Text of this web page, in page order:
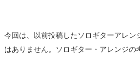
今回は、以前投稿したソロギターアレン
はありません。ソロギター・アレンジの